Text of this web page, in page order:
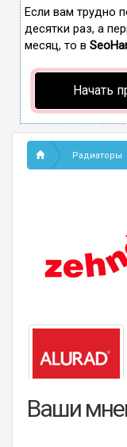
Если вам трудно
десятки раз, а
месяц, то в
Начать
Радиаторы
Ваши